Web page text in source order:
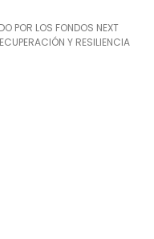
POR LOS FONDOS NEXT
Y RESILIENCIA